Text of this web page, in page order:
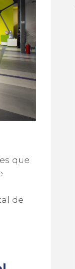
que
de